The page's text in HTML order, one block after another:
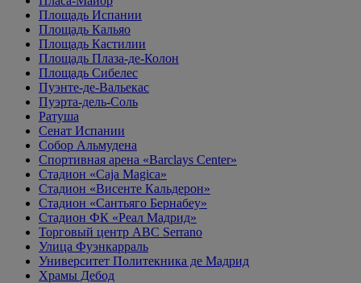
Площадь Испании
Площадь Кальяо
Площадь Кастилии
Площадь Плаза-де-Колон
Площадь Сибелес
Пуэнте-де-Вальекас
Пуэрта-дель-Соль
Ратуша
Сенат Испании
Собор Альмудена
Спортивная арена «Barclays Center»
Стадион «Caja Magica»
Стадион «Висенте Кальдерон»
Стадион «Сантьяго Бернабеу»
Стадион ФК «Реал Мадрид»
Торговый центр ABC Serrano
Улица Фуэнкарраль
Университет Политекника де Мадрид
Храмы Дебод